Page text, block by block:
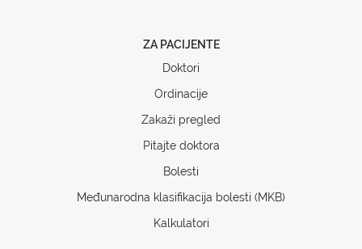
ZA PACIJENTE
Doktori
Ordinacije
Zakaži pregled
Pitajte doktora
Bolesti
Međunarodna klasifikacija bolesti (MKB)
Kalkulatori